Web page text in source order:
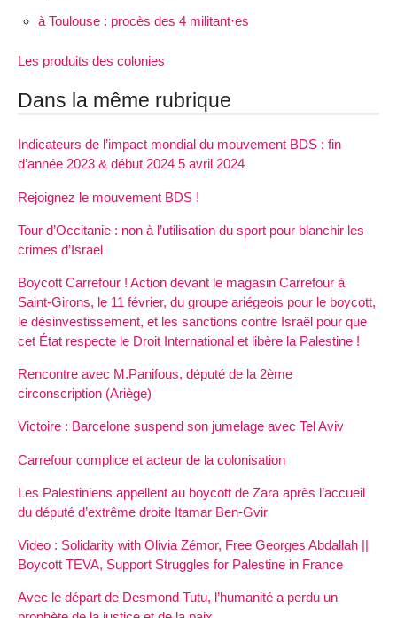
à Toulouse : procès des 4 militant·es
Les produits des colonies
Dans la même rubrique
Indicateurs de l’impact mondial du mouvement BDS : fin
d’année 2023 & début 2024 5 avril 2024
Rejoignez le mouvement BDS !
Tour d’Occitanie : non à l’utilisation du sport pour blanchir les
crimes d’Israel
Boycott Carrefour ! Action devant le magasin Carrefour à
Saint-Girons, le 11 février, du groupe ariégeois pour le boycott,
le désinvestissement, et les sanctions contre Israël pour que
cet État respecte le Droit International et libère la Palestine !
Rencontre avec M.Panifous, député de la 2ème
circonscription (Ariège)
Victoire : Barcelone suspend son jumelage avec Tel Aviv
Carrefour complice et acteur de la colonisation
Les Palestiniens appellent au boycott de Zara après l’accueil
du député d’extrême droite Itamar Ben-Gvir
Video : Solidarity with Olivia Zémor, Free Georges Abdallah ||
Boycott TEVA, Support Struggles for Palestine in France
Avec le départ de Desmond Tutu, l’humanité a perdu un